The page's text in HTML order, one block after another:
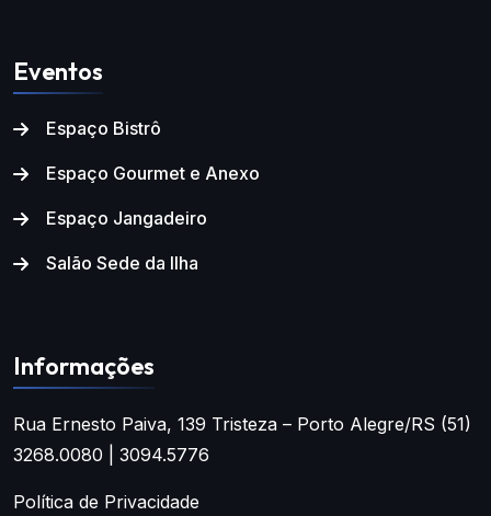
Eventos
Espaço Bistrô
Espaço Gourmet e Anexo
Espaço Jangadeiro
Salão Sede da Ilha
Informações
Rua Ernesto Paiva, 139 Tristeza – Porto Alegre/RS (51)
3268.0080 | 3094.5776
Política de Privacidade